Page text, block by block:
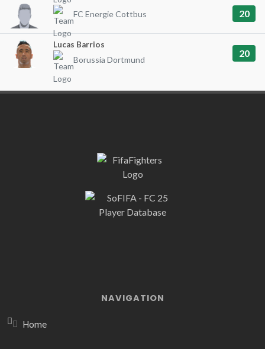
FC Energie Cottbus 20
Lucas Barrios
Borussia Dortmund
20
NAVIGATION
Home